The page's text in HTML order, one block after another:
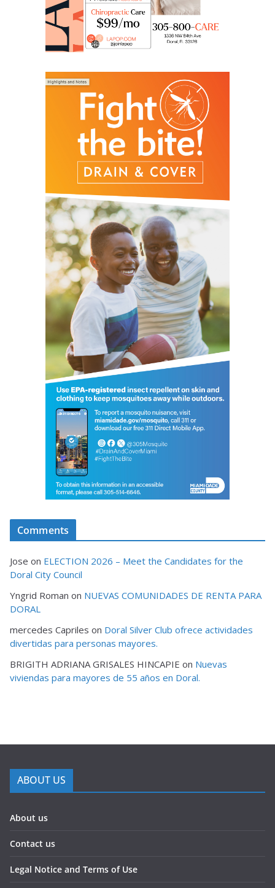
Comments
Jose on ELECTION 2026 – Meet the Candidates for the
Doral City Council
Yngrid Roman on NUEVAS COMUNIDADES DE RENTA PARA
DORAL
mercedes Capriles on Doral Silver Club ofrece actividades
divertidas para personas mayores.
BRIGITH ADRIANA GRISALES HINCAPIE on Nuevas
viviendas para mayores de 55 años en Doral.
ABOUT US
About us
Contact us
Legal Notice and Terms of Use